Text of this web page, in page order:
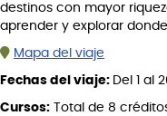
destinos con mayor
aprender y explorar
Mapa del viaje
Fechas del viaje: Del 1 al
Cursos: Total de 8